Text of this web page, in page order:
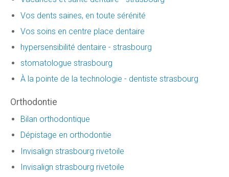
Vos dents saines, en toute sérénité
Vos soins en centre place dentaire
hypersensibilité dentaire - strasbourg
stomatologue strasbourg
À la pointe de la technologie - dentiste strasbourg
Orthodontie
Bilan orthodontique
Dépistage en orthodontie
Invisalign strasbourg rivetoile
Invisalign strasbourg rivetoile